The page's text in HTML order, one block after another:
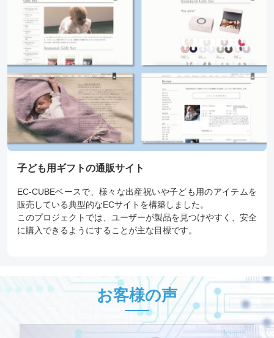
子ども用ギフトの通販サイト
EC-CUBEベースで、様々な出産祝いや子ども用のアイテムを
販売している典型的なECサイトを構築しました。
このプロジェクトでは、ユーザーが製品を見つけやすく、安全
に購入できるようにすることが主な目標です。
お客様の声